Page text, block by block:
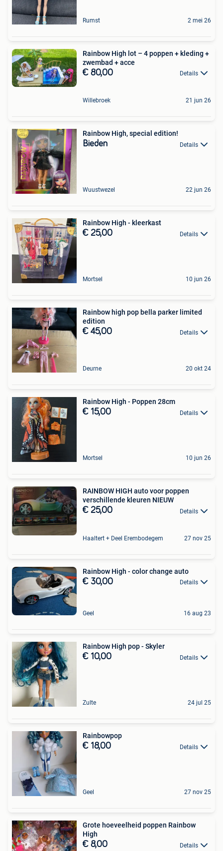
Rumst 2 mei 26
Rainbow High lot – 4 poppen + kleding +
zwembad + acce
€ 80,00 Details
Willebroek 21 jun 26
Rainbow High, special edition!
Bieden Details
Wuustwezel 22 jun 26
Rainbow High - kleerkast
€ 25,00 Details
Mortsel 10 jun 26
Rainbow high pop bella parker limited
edition
€ 45,00 Details
Deurne 20 okt 24
Rainbow High - Poppen 28cm
€ 15,00 Details
Mortsel 10 jun 26
RAINBOW HIGH auto voor poppen
verschillende kleuren NIEUW
€ 25,00 Details
Haaltert + Deel Erembodegem 27 nov 25
Rainbow High - color change auto
€ 30,00 Details
Geel 16 aug 23
Rainbow High pop - Skyler
€ 10,00 Details
Zulte 24 jul 25
Rainbowpop
€ 18,00 Details
Geel 27 nov 25
Grote hoeveelheid poppen Rainbow
High
€ 8,00 Details